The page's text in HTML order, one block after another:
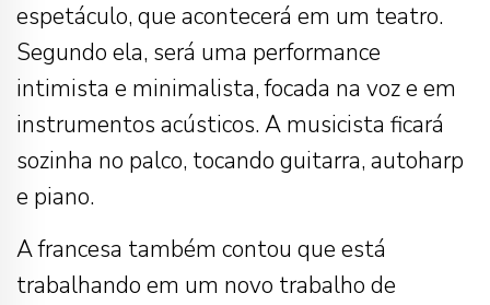
espetáculo, que acontecerá em um teatro.
Segundo ela, será uma performance
intimista e minimalista, focada na voz e em
instrumentos acústicos. A musicista ficará
sozinha no palco, tocando guitarra, autoharp
e piano.
A francesa também contou que está
trabalhando em um novo trabalho de